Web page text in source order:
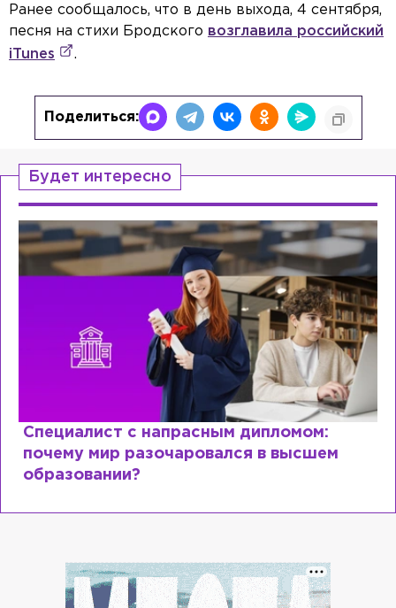
Ранее сообщалось, что в день выхода, 4 сентября,
песня на стихи Бродского возглавила российский
iTunes
.
Поделиться:
Будет интересно
Специалист с напрасным дипломом:
почему мир разочаровался в высшем
образовании?